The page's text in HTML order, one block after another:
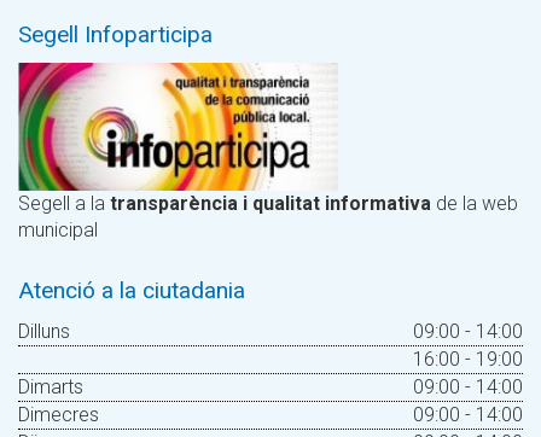
Segell Infoparticipa
Segell a la transparència i qualitat informativa de la web
municipal
Atenció a la ciutadania
Dilluns
09:00 - 14:00
16:00 - 19:00
Dimarts
09:00 - 14:00
Dimecres
09:00 - 14:00